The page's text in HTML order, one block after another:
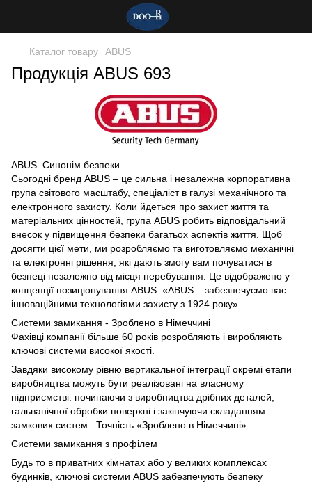
Каталог товару ABUS
Продукція ABUS 693
ABUS. Синонім безпеки
Сьогодні бренд АBUS – це сильна і незалежна корпоративна
група світового масштабу, спеціаліст в галузі механічного та
електронного захисту. Коли йдеться про захист життя та
матеріальних цінностей, група АБUS робить відповідальний
внесок у підвищення безпеки багатьох аспектів життя. Щоб
досягти цієї мети, ми розробляємо та виготовляємо механічні
та електронні рішення, які дають змогу вам почуватися в
безпеці незалежно від місця перебування. Це відображено у
концепції позиціонування АBUS: «ABUS – забезпечуємо вас
інноваційними технологіями захисту з 1924 року».
Системи замикання - Зроблено в Німеччині
Фахівці компанії більше 60 років розробляють і виробляють
ключові системи високої якості.
Завдяки високому рівню вертикальної інтеграції окремі етапи
виробництва можуть бути реалізовані на власному
підприємстві: починаючи з виробництва дрібних деталей,
гальванічної обробки поверхні і закінчуючи складанням
замкових систем. Точність «Зроблено в Німеччині».
Системи замикання з профілем
Будь то в приватних кімнатах або у великих комплексах
будинків, ключові системи ABUS забезпечують безпеку